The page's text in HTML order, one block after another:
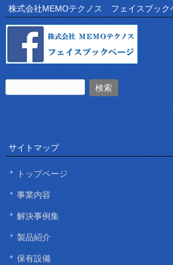
株式会社MEMOテクノス フェイスブック
サイトマップ
トップページ
事業内容
解決事例集
製品紹介
保有設備